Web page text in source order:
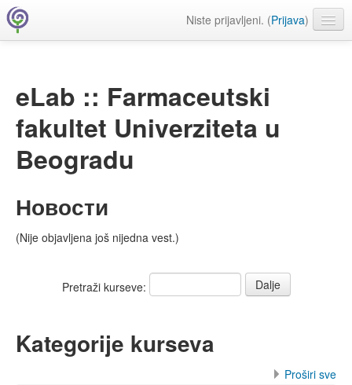
Niste prijavljeni. (Prijava)
eLab :: Farmaceutski
fakultet Univerziteta u
Beogradu
Новости
(Nije objavljena još nijedna vest.)
Pretraži kurseve:
Kategorije kurseva
Proširi sve